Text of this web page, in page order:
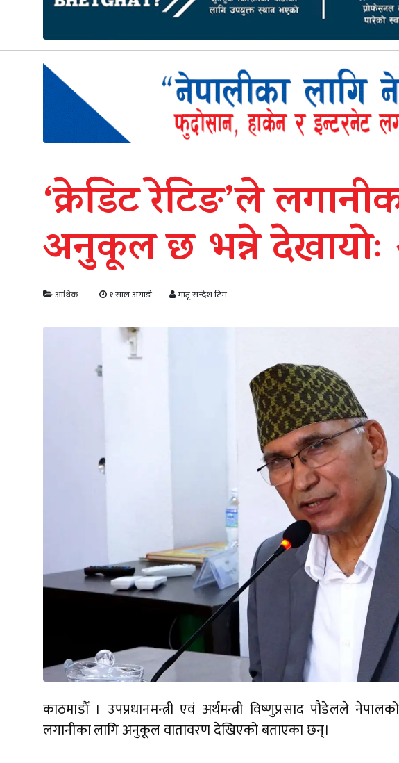
‘क्रेडिट रेटिङ’ले
अनुकूल छ भन्ने देखायोः
आर्थिक १ साल अगाडी मातृ सन्देश टिम
काठमाडौँ । उपप्रधानमन्त्री एवं अर्थमन्त्री विष्णुप्रसाद पौडेलले
लगानीका लागि अनुकूल वातावरण देखिएको बताएका छन्।